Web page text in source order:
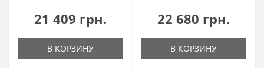
21 409 грн.
В КОРЗИНУ
22 680 грн.
В КОРЗИНУ